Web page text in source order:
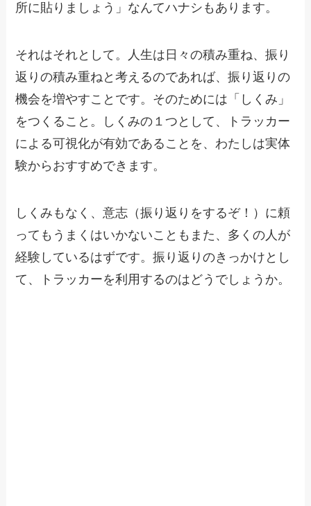
所に貼りましょう」なんてハナシもあります。
それはそれとして。人生は日々の積み重ね、振り
返りの積み重ねと考えるのであれば、振り返りの
機会を増やすことです。そのためには「しくみ」
をつくること。しくみの１つとして、トラッカー
による可視化が有効であることを、わたしは実体
験からおすすめできます。
しくみもなく、意志（振り返りをするぞ！）に頼
ってもうまくはいかないこともまた、多くの人が
経験しているはずです。振り返りのきっかけとし
て、トラッカーを利用するのはどうでしょうか。